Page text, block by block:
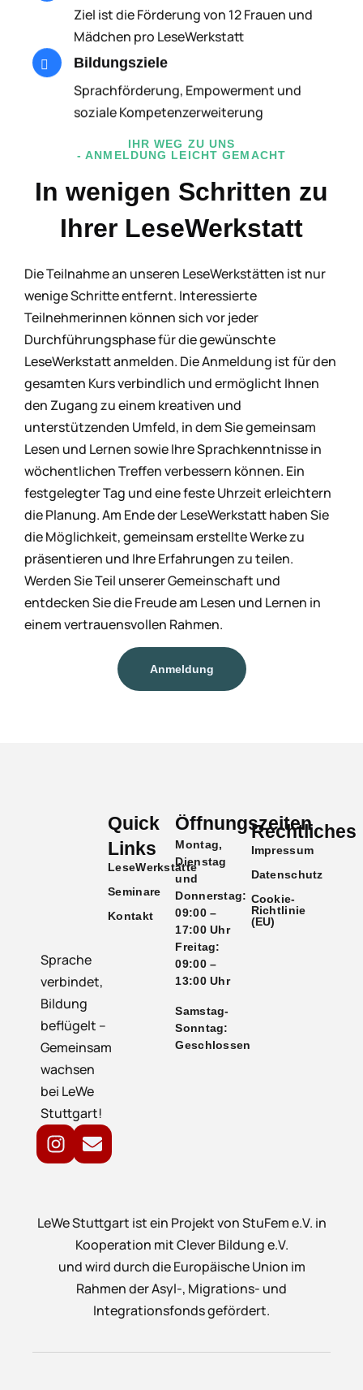
Ziel ist die Förderung von 12 Frauen und
Mädchen pro LeseWerkstatt
Bildungsziele
Sprachförderung, Empowerment und
soziale Kompetenzerweiterung
IHR WEG ZU UNS
- ANMELDUNG LEICHT GEMACHT
In wenigen Schritten zu
Ihrer LeseWerkstatt
Die Teilnahme an unseren LeseWerkstätten ist nur
wenige Schritte entfernt. Interessierte
Teilnehmerinnen können sich vor jeder
Durchführungsphase für die gewünschte
LeseWerkstatt anmelden. Die Anmeldung ist für den
gesamten Kurs verbindlich und ermöglicht Ihnen
den Zugang zu einem kreativen und
unterstützenden Umfeld, in dem Sie gemeinsam
Lesen und Lernen sowie Ihre Sprachkenntnisse in
wöchentlichen Treffen verbessern können. Ein
festgelegter Tag und eine feste Uhrzeit erleichtern
die Planung. Am Ende der LeseWerkstatt haben Sie
die Möglichkeit, gemeinsam erstellte Werke zu
präsentieren und Ihre Erfahrungen zu teilen.
Werden Sie Teil unserer Gemeinschaft und
entdecken Sie die Freude am Lesen und Lernen in
einem vertrauensvollen Rahmen.
Anmeldung
Sprache
verbindet,
Bildung
beflügelt –
Gemeinsam
wachsen
bei LeWe
Stuttgart!
Quick
Links
LeseWerkstätte
Seminare
Kontakt
Öffnungszeiten
Montag,
Dienstag
und
Donnerstag:
09:00 –
17:00 Uhr
Freitag:
09:00 –
13:00 Uhr
Samstag-
Sonntag:
Geschlossen
Rechtliches
Impressum
Datenschutz
Cookie-
Richtlinie
(EU)
LeWe Stuttgart ist ein Projekt von StuFem e.V. in
Kooperation mit Clever Bildung e.V.
und wird durch die Europäische Union im
Rahmen der Asyl-, Migrations- und
Integrationsfonds gefördert.